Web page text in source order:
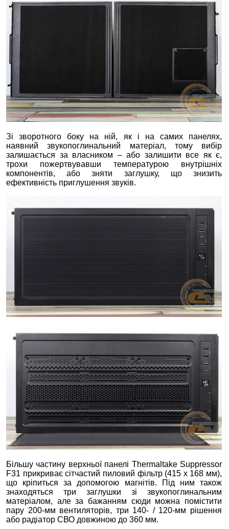
Зі зворотного боку на ній, як і на самих панелях,
наявний звукопоглинальний матеріал, тому вибір
залишається за власником – або залишити все як є,
трохи пожертвувавши температурою внутрішніх
компонентів, або зняти заглушку, що знизить
ефективність приглушення звуків.
Більшу частину верхньої панелі Thermaltake Suppressor
F31 прикриває сітчастий пиловий фільтр (415 х 168 мм),
що кріпиться за допомогою магнітів. Під ним також
знаходяться три заглушки зі звукопоглинальним
матеріалом, але за бажанням сюди можна помістити
пару 200-мм вентиляторів, три 140- / 120-мм рішення
або радіатор СВО довжиною до 360 мм.